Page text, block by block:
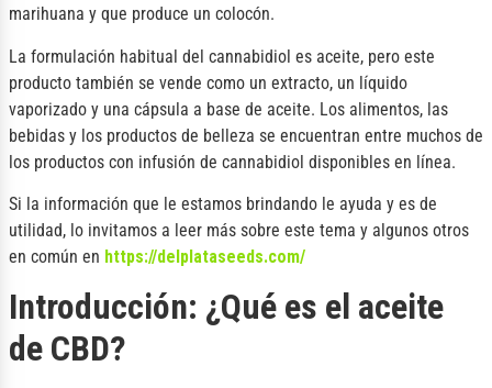
marihuana y que produce un colocón.
La formulación habitual del cannabidiol es aceite, pero este
producto también se vende como un extracto, un líquido
vaporizado y una cápsula a base de aceite. Los alimentos, las
bebidas y los productos de belleza se encuentran entre muchos de
los productos con infusión de cannabidiol disponibles en línea.
Si la información que le estamos brindando le ayuda y es de
utilidad, lo invitamos a leer más sobre este tema y algunos otros
en común en https://delplataseeds.com/
Introducción: ¿Qué es el aceite
de CBD?